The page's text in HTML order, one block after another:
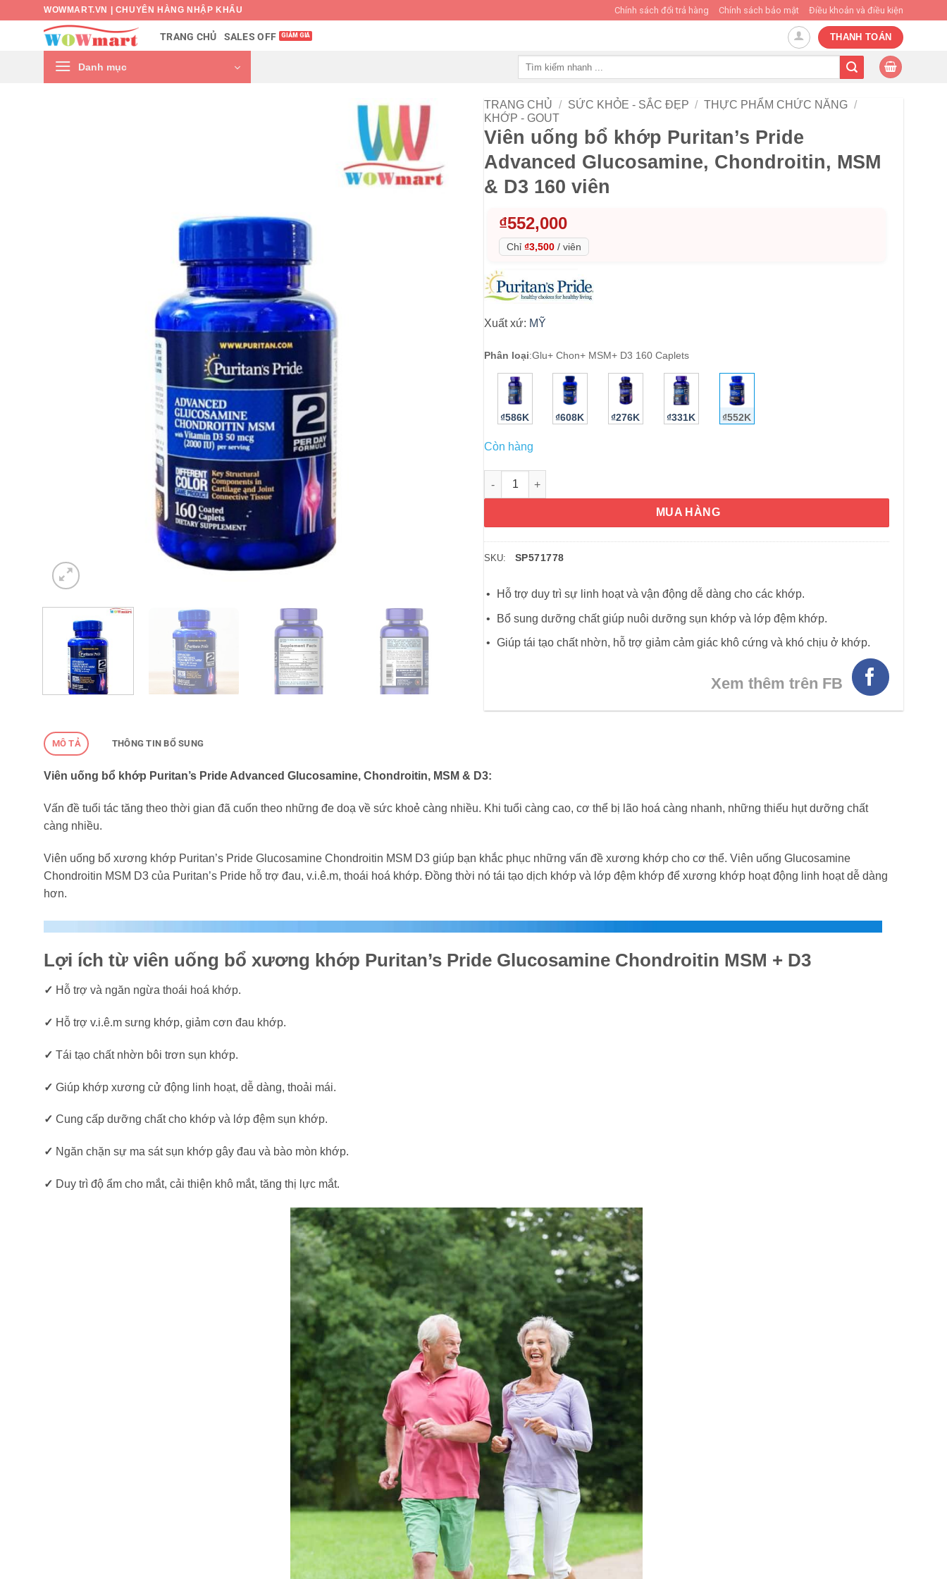
WOWMART.VN | CHUYÊN HÀNG NHẬP KHẨU Chính sách đổi trả hàng Chính sách bảo mật Điều khoản và điều kiện
TRANG CHỦ SALES OFF THANH TOÁN
Danh mục
TRANG CHỦ / SỨC KHỎE - SẮC ĐẸP / THỰC PHẨM CHỨC NĂNG /
KHỚP - GOUT
Viên uống bổ khớp Puritan’s Pride
Advanced Glucosamine, Chondroitin, MSM
& D3 160 viên
₫552,000
Chỉ ₫3,500 / viên
Xuất xứ: MỸ
Phân loại:Glu+ Chon+ MSM+ D3 160 Caplets
₫586K ₫608K ₫276K ₫331K ₫552K
Còn hàng
Viên uống bổ khớp Puritan’s Pride Advanced Glucosamine, Chondroitin, MSM & D3 160 viên
MUA HÀNG
SKU: SP571778
Hỗ trợ duy trì sự linh hoạt và vận động dễ dàng cho các khớp.
Bổ sung dưỡng chất giúp nuôi dưỡng sụn khớp và lớp đệm khớp.
Giúp tái tạo chất nhờn, hỗ trợ giảm cảm giác khô cứng và khó chịu ở khớp.
Xem thêm trên FB
MÔ TẢ THÔNG TIN BỔ SUNG
Viên uống bổ khớp Puritan’s Pride Advanced Glucosamine, Chondroitin, MSM & D3:
Vấn đề tuổi tác tăng theo thời gian đã cuốn theo những đe doạ về sức khoẻ càng nhiều. Khi tuổi càng cao, cơ thể bị lão hoá càng nhanh, những thiếu hụt dưỡng chất
càng nhiều.
Viên uống bổ xương khớp Puritan’s Pride Glucosamine Chondroitin MSM D3 giúp bạn khắc phục những vấn đề xương khớp cho cơ thể. Viên uống Glucosamine
Chondroitin MSM D3 của Puritan’s Pride hỗ trợ đau, v.i.ê.m, thoái hoá khớp. Đồng thời nó tái tạo dịch khớp và lớp đệm khớp để xương khớp hoạt động linh hoạt dễ dàng
hơn.
Lợi ích từ viên uống bổ xương khớp Puritan’s Pride Glucosamine Chondroitin MSM + D3
✓ Hỗ trợ và ngăn ngừa thoái hoá khớp.
✓ Hỗ trợ v.i.ê.m sưng khớp, giảm cơn đau khớp.
✓ Tái tạo chất nhờn bôi trơn sụn khớp.
✓ Giúp khớp xương cử động linh hoạt, dễ dàng, thoải mái.
✓ Cung cấp dưỡng chất cho khớp và lớp đệm sụn khớp.
✓ Ngăn chặn sự ma sát sụn khớp gây đau và bào mòn khớp.
✓ Duy trì độ ẩm cho mắt, cải thiện khô mắt, tăng thị lực mắt.